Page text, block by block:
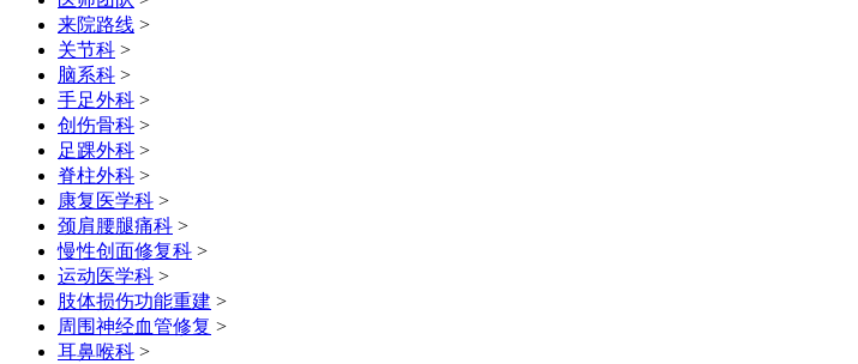
来院路线 >
关节科 >
脑系科 >
手足外科 >
创伤骨科 >
足踝外科 >
脊柱外科 >
康复医学科 >
颈肩腰腿痛科 >
慢性创面修复科 >
运动医学科 >
肢体损伤功能重建 >
周围神经血管修复 >
耳鼻喉科 >